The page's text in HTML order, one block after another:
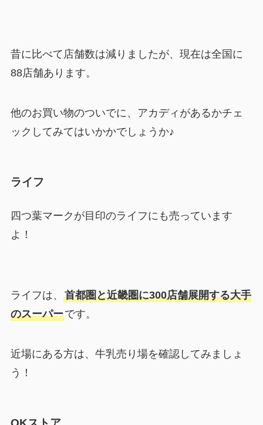
昔に比べて店舗数は減りましたが、現在は全国に
88店舗あります。
他のお買い物のついでに、アカディがあるかチェ
ックしてみてはいかかでしょうか♪
ライフ
四つ葉マークが目印のライフにも売っています
よ！
ライフは、 首都圏と近畿圏に300店舗展開する大手
のスーパーです。
近場にある方は、牛乳売り場を確認してみましょ
う！